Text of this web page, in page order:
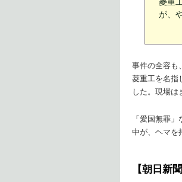
が、
事件の全容も
菱重工を名指
した。現場は
「愛国無罪
中が、ヘマを
【朝日新